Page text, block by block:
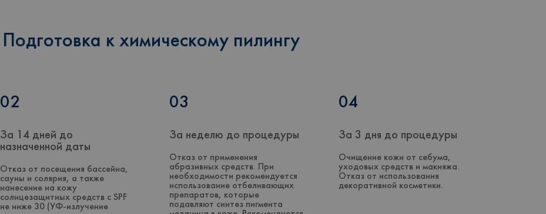
Подготовка к химическому пилингу
02
За 14 дней до
назначенной даты
Отказ от посещения бассейна,
сауны и солярия, а также
нанесение на кожу
солнцезащитных средств с SPF
не ниже 30 (УФ-излучение
03
За неделю до процедуры
Отказ от применения
абразивных средств. При
необходимости рекомендуется
использование отбеливающих
препаратов, которые
подавляют синтез пигмента
04
За 3 дня до процедуры
Очищение кожи от себума,
уходовых средств и макияжа.
Отказ от использования
декоративной косметики.